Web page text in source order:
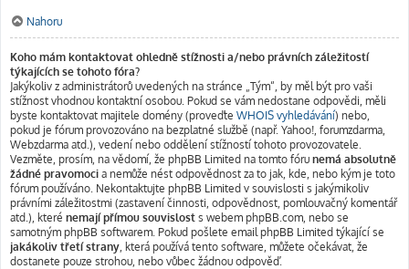
Nahoru
Koho mám kontaktovat ohledně stížnosti a/nebo právních záležitostí
týkajících se tohoto fóra?
Jakýkoliv z administrátorů uvedených na stránce „Tým“, by měl být pro vaši
stížnost vhodnou kontaktní osobou. Pokud se vám nedostane odpovědi, měli
byste kontaktovat majitele domény (proveďte WHOIS vyhledávání) nebo,
pokud je fórum provozováno na bezplatné službě (např. Yahoo!, forumzdarma,
Webzdarma atd.), vedení nebo oddělení stížností tohoto provozovatele.
Vezměte, prosím, na vědomí, že phpBB Limited na tomto fóru nemá absolutně
žádné pravomoci a nemůže nést odpovědnost za to jak, kde, nebo kým je toto
fórum používáno. Nekontaktujte phpBB Limited v souvislosti s jakýmikoliv
právními záležitostmi (zastavení činnosti, odpovědnost, pomlouvačný komentář
atd.), které nemají přímou souvislost s webem phpBB.com, nebo se
samotným phpBB softwarem. Pokud pošlete email phpBB Limited týkající se
jakákoliv třetí strany, která používá tento software, můžete očekávat, že
dostanete pouze strohou, nebo vůbec žádnou odpověď.